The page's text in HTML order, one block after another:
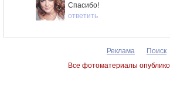
Спасибо!
ответить
Реклама Поиск
Все фотоматериалы